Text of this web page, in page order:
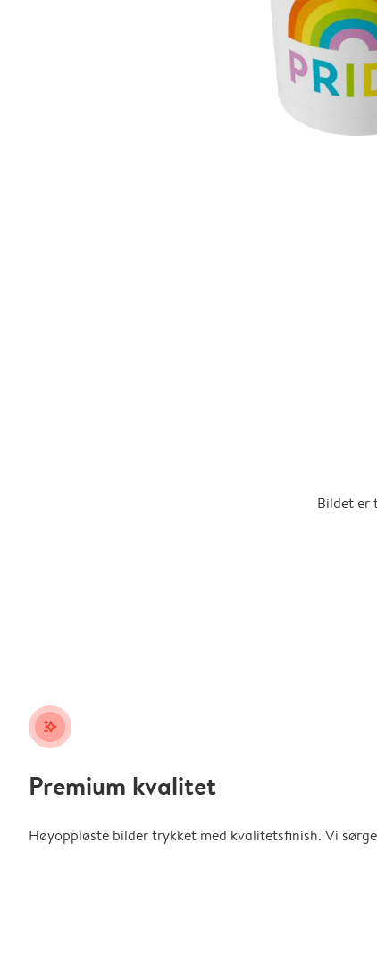
Bildet er
stars_plus
Premium kvalitet
Høyoppløste bilder trykket med kvalitetsfinish. Vi